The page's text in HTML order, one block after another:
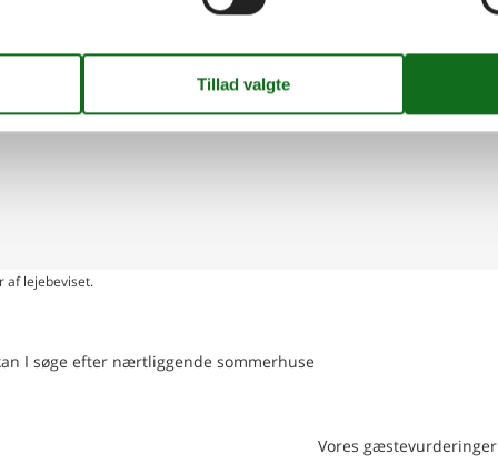
på kort
af lejebeviset.
I søge efter nærtliggende sommerhuse
Vores gæstevurderinger